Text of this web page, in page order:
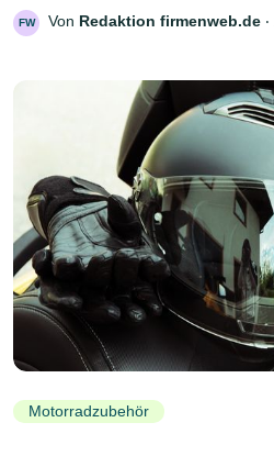
FW Von Redaktion firmenweb.de ‧
Motorradzubehör